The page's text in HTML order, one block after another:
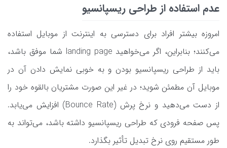
عدم استفاده از طراحی ریسپانسیو
امروزه بیشتر افراد برای دسترسی به اینترنت از موبایل استفاده
می‌کنند؛ بنابراین، اگر می‌خواهید landing page شما موفق باشد،
باید از طراحی ریسپانسیو بودن و به خوبی نمایش دادن آن در
موبایل آن مطمئن شوید؛ در غیر این صورت مشتریان بالقوه خود را
از دست می‌دهید و نرخ پرش (Bounce Rate) افزایش می‌یابد.
پس صفحه فرودی که طراحی ریسپانسیو داشته باشد، می‌تواند به
طور مستقیم روی نرخ تبدیل تأثیر بگذارد.